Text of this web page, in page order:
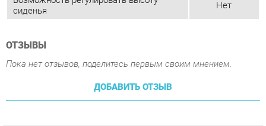
ДОБАВИТЬ ОТЗЫВ
ПОХОЖИЕ ТОВАРЫ